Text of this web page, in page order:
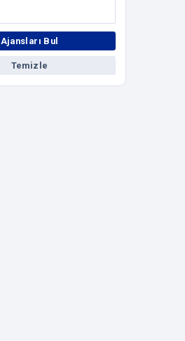
Ajansları Bul
Temizle